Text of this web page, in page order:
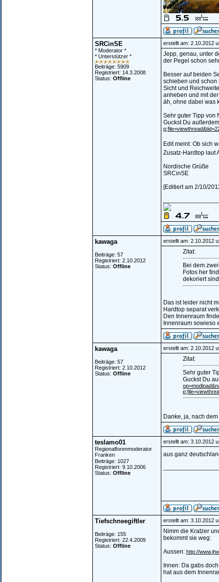
SRCinSE
* Moderator *
* Unterstützer *
Beiträge: 5909
Registriert: 14.3.2008
Status: Offline
erstellt am: 2.10.2012
Jepp, genau, unter
der Pegel schon
Besser auf beiden
schieben und schon
Sicht und
anheben und mit
äh, ohne dabei was
Sehr guter Tipp von
Guckst Du
Edit meint: Ob sich
Zusatz-Hardtop laut
Nordische Grüße
SRCinSE
[Editiert am 2/10/
kawaga
Beiträge: 57
Registriert: 2.10.2012
Status: Offline
erstellt am: 2.10.2012
Zitat:
Bei dem
Fotos her
dekoriert sind
Das ist leider nicht
Hardtop separat
Den Innenraum
Innenraum sowieso
kawaga
Beiträge: 57
Registriert: 2.10.2012
Status: Offline
erstellt am: 2.10.2012
Zitat:
Sehr guter
Guckst Du
Danke, ja, nach
teslamo01
Regionalforenmoderator
Franken
Beiträge: 1027
Registriert: 9.10.2006
Status: Offline
erstellt am: 3.10.2012
aus ganz
Tiefschneegiftler
Beiträge: 155
Registriert: 22.4.2009
Status: Offline
erstellt am: 3.10.2012
Nimm die Kratzer
bekommt sie weg:
Aussen: http://
Innen: Da gabs
hat aus dem